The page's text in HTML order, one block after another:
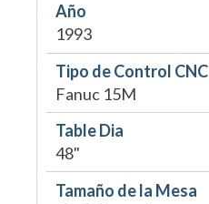
Año
1993
Tipo de Control CNC
Fanuc 15M
Table Dia
48"
Tamaño de la Mesa